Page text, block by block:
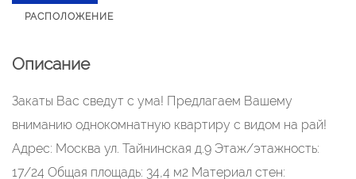
РАСПОЛОЖЕНИЕ
Описание
Закаты Вас сведут с ума! Предлагаем Вашему
вниманию однокомнатную квартиру с видом на рай!
Адрес: Mocква ул. Тайнинская д.9 Этаж/этажность:
17/24 Общая площадь: 34,4 м2 Материал стен: